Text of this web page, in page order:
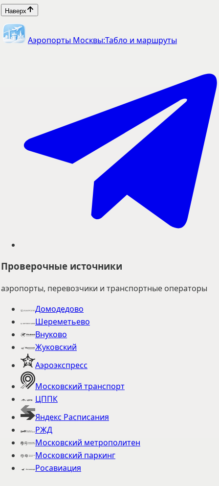
Наверх
Аэропорты Москвы:Табло и маршруты
Проверочные источники
аэропорты, перевозчики и транспортные операторы
Домодедово
Шереметьево
Внуково
Жуковский
Аэроэкспресс
Московский транспорт
ЦППК
Яндекс Расписания
РЖД
Московский метрополитен
Московский паркинг
Росавиация